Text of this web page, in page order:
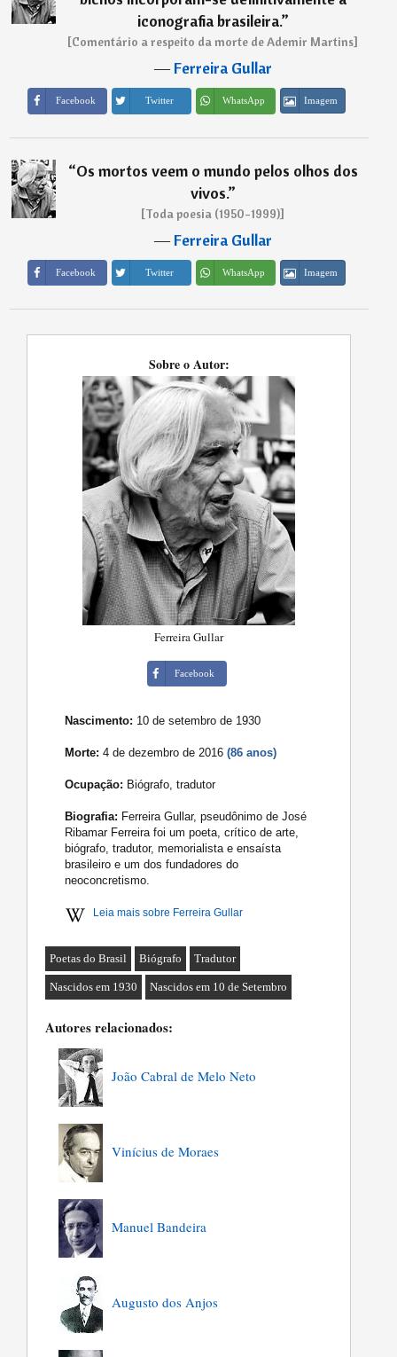
iconografia brasileira.”
[Comentário a respeito da morte de Ademir Martins]
―Ferreira Gullar
Facebook Twitter WhatsApp Imagem
“Os mortos veem o mundo pelos olhos dos
vivos.”
[Toda poesia (1950-1999)]
―Ferreira Gullar
Facebook Twitter WhatsApp Imagem
Sobre o Autor:
Ferreira Gullar
Facebook
Nascimento: 10 de setembro de 1930
Morte: 4 de dezembro de 2016(86 anos)
Ocupação: Biógrafo, tradutor
Biografia: Ferreira Gullar, pseudônimo de José
Ribamar Ferreira foi um poeta, crítico de arte,
biógrafo, tradutor, memorialista e ensaísta
brasileiro e um dos fundadores do
neoconcretismo.
Leia mais sobre Ferreira Gullar
Poetas do Brasil Biógrafo Tradutor
Nascidos em 1930 Nascidos em 10 de Setembro
Autores relacionados:
João Cabral de Melo Neto
Vinícius de Moraes
Manuel Bandeira
Augusto dos Anjos